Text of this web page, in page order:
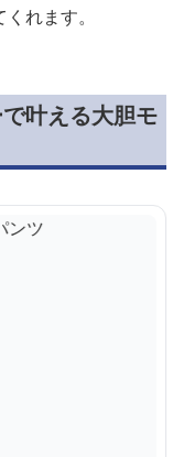
れます。
叶える大胆モ